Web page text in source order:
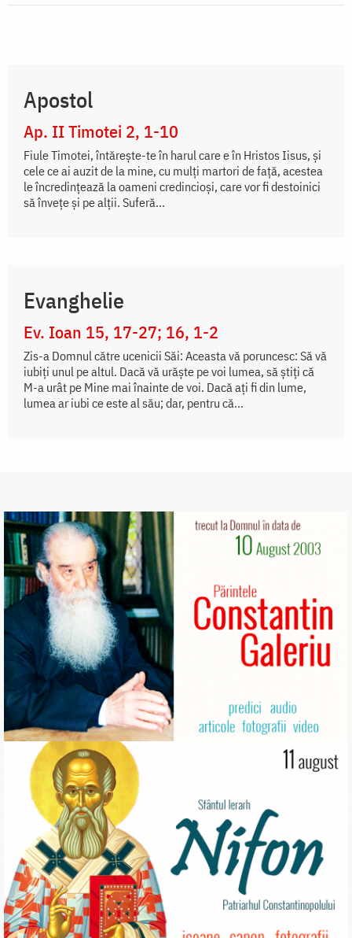
Apostol
Ap. II Timotei 2, 1-10
Fiule Timotei, întăreşte-te în harul care e în Hristos Iisus, şi
cele ce ai auzit de la mine, cu mulţi martori de faţă, acestea
le încredinţează la oameni credincioşi, care vor fi destoinici
să înveţe şi pe alţii. Suferă...
Evanghelie
Ev. Ioan 15, 17-27; 16, 1-2
Zis-a Domnul către ucenicii Săi: Aceasta vă poruncesc: Să vă
iubiți unul pe altul. Dacă vă urăște pe voi lumea, să știți că
M-a urât pe Mine mai înainte de voi. Dacă ați fi din lume,
lumea ar iubi ce este al său; dar, pentru că...